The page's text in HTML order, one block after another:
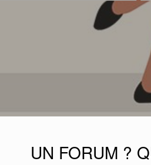
UN FORUM ?